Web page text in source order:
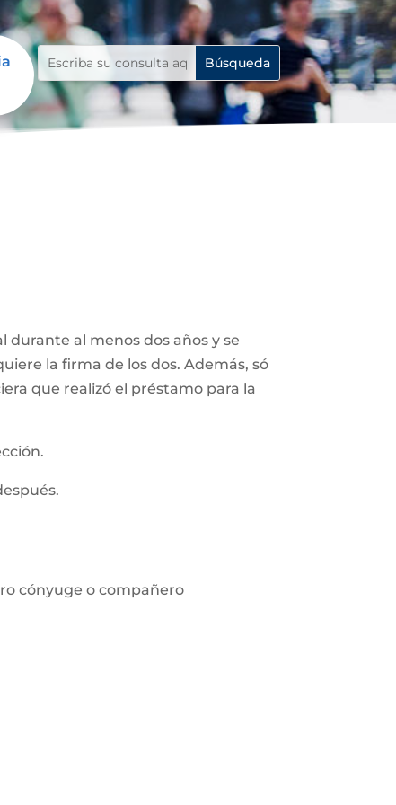
al menos dos años y se
la firma de los dos. Además, só
que realizó el préstamo para la
cónyuge o compañero